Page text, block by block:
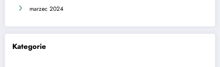
marzec 2024
Kategorie